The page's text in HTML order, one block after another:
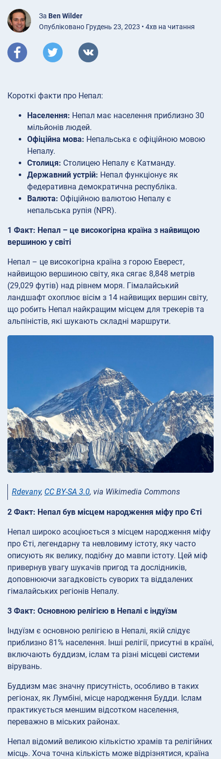
За Ben Wilder
Опубліковано Грудень 23, 2023 • 4хв на читання
Короткі факти про Непал:
Населення: Непал має населення приблизно 30
мільйонів людей.
Офіційна мова: Непальська є офіційною мовою
Непалу.
Столиця: Столицею Непалу є Катманду.
Державний устрій: Непал функціонує як
федеративна демократична республіка.
Валюта: Офіційною валютою Непалу є
непальська рупія (NPR).
1 Факт: Непал – це високогірна країна з найвищою
вершиною у світі
Непал – це високогірна країна з горою Еверест,
найвищою вершиною світу, яка сягає 8,848 метрів
(29,029 футів) над рівнем моря. Гімалайський
ландшафт охоплює вісім з 14 найвищих вершин світу,
що робить Непал найкращим місцем для трекерів та
альпіністів, які шукають складні маршрути.
Rdevany, CC BY-SA 3.0, via Wikimedia Commons
2 Факт: Непал був місцем народження міфу про Єті
Непал широко асоціюється з місцем народження міфу
про Єті, легендарну та невловиму істоту, яку часто
описують як велику, подібну до мавпи істоту. Цей міф
привернув увагу шукачів пригод та дослідників,
доповнюючи загадковість суворих та віддалених
гімалайських регіонів Непалу.
3 Факт: Основною релігією в Непалі є індуїзм
Індуїзм є основною релігією в Непалі, якій слідує
приблизно 81% населення. Інші релігії, присутні в країні,
включають буддизм, іслам та різні місцеві системи
вірувань.
Буддизм має значну присутність, особливо в таких
регіонах, як Лумбіні, місце народження Будди. Іслам
практикується меншим відсотком населення,
переважно в міських районах.
Непал відомий великою кількістю храмів та релігійних
місць. Хоча точна кількість може відрізнятися, країна